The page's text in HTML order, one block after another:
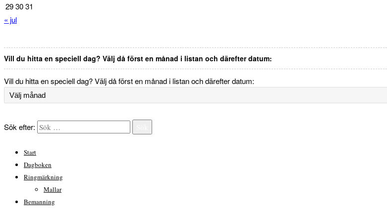
293031
« jul
Vill du hitta en speciell dag? Välj då först en månad i listan och därefter datum:
Vill du hitta en speciell dag? Välj då först en månad i listan och därefter datum:
Sök efter:
Start
Dagboken
Ringmärkning
Mallar
Bemanning